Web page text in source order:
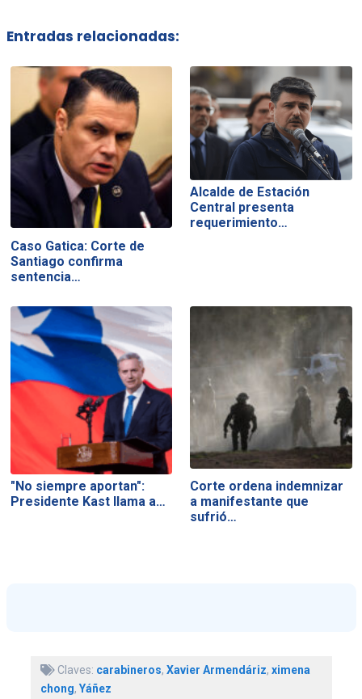
Entradas relacionadas:
Caso Gatica: Corte de
Santiago confirma
sentencia…
Alcalde de Estación
Central presenta
requerimiento…
"No siempre aportan":
Presidente Kast llama a…
Corte ordena indemnizar
a manifestante que
sufrió…
Claves: carabineros, Xavier Armendáriz, ximena
chong, Yáñez